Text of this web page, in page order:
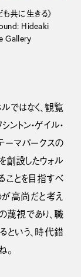
も共に生きる》
Hideaki
Gallery
ではなく、観覧
ントン・ゲイル・
ーマパークスの
創設したウォル
ことを目指すべ
が高尚だと考え
蔑視であり、職
という、時代錯
。